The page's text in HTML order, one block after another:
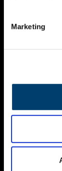
Marketing
NIEUWSBRIEF
DISCLAIMER
Volg ONH op